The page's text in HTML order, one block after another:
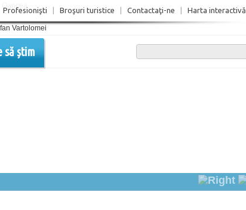
Profesionişti Broşuri turistice Contactaţi-ne Harta interactivă
să știm